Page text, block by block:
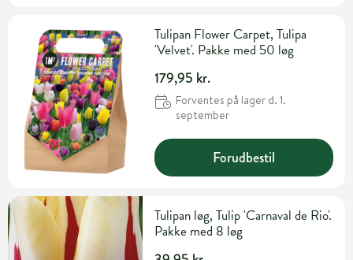
Tulipan Flower Carpet, Tulipa
'Velvet'. Pakke med 50 løg
179,95 kr.
Forventes på lager d. 1.
september
Forudbestil
Tulipan løg, Tulip 'Carnaval de Rio'.
Pakke med 8 løg